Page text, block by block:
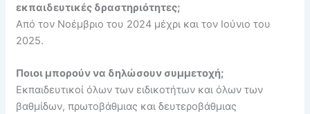
εκπαιδευτικές δραστηριότητες;
Από τον Νοέμβριο του 2024 μέχρι και τον Ιούνιο του
2025.
Ποιοι μπορούν να δηλώσουν συμμετοχή;
Εκπαιδευτικοί όλων των ειδικοτήτων και όλων των
βαθμίδων, πρωτοβάθμιας και δευτεροβάθμιας